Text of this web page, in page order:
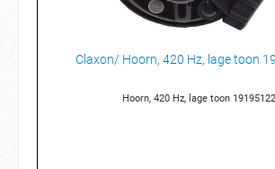
Claxon/ Hoorn, 420 Hz, lage toon
Hoorn, 420 Hz, lage toon